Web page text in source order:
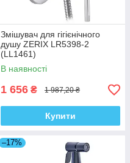
Змішувач для гігієнічного
душу ZERIX LR5398-2
(LL1461)
В наявності
1 656 ₴ 1 987,20 ₴
Купити
–17%